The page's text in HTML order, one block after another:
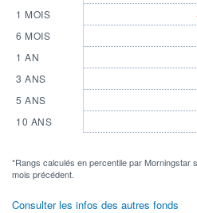
1 MOIS
6 MOIS
1 AN
3 ANS
5 ANS
10 ANS
*Rangs calculés en percentile par Morningstar
mois précédent.
Consulter les infos des autres fonds